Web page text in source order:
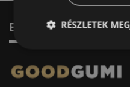
ElérhetőségRÉSZLETEK